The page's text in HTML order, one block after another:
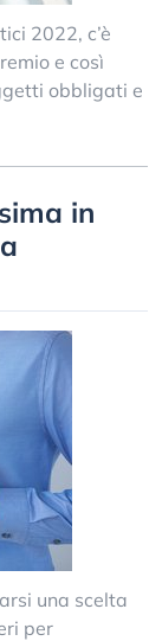
2022, c’è
e così
obbligati e
in
una scelta
per